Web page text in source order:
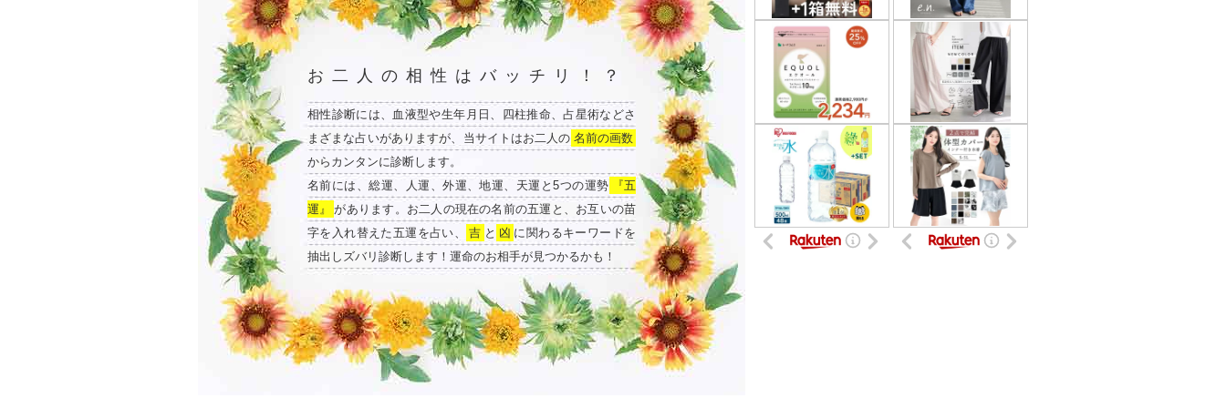
お二人の相性はバッチリ！？
相性診断には、血液型や生年月日、四柱推命、占星術などさ
まざまな占いがありますが、当サイトはお二人の 名前の画数
からカンタンに診断します。
名前には、総運、人運、外運、地運、天運と5つの運勢
『五
運』
があります。お二人の現在の名前の五運と、お互いの苗
字を入れ替えた五運を占い、
吉 と 凶 に関わるキーワードを
抽出しズバリ診断します！運命のお相手が見つかるかも！